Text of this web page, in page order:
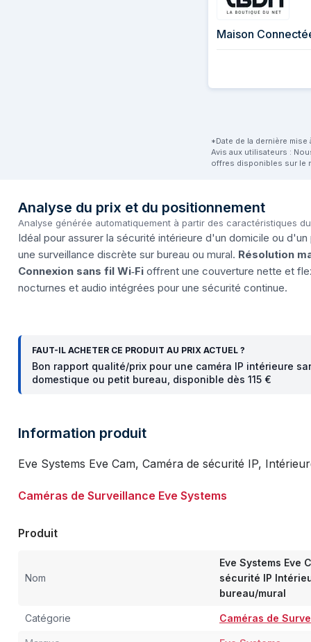
Maison
*Date de la dernière mise
Avis aux utilisateurs :
offres disponibles sur le
Analyse du prix et du positionnement
Analyse générée automatiquement à partir des caractéristiques
Idéal pour assurer la sécurité intérieure d'un domicile ou
une surveillance discrète sur bureau ou mural. Résolution
Connexion sans fil Wi‑Fi offrent une couverture nette et
nocturnes et audio intégrées pour une sécurité continue.
FAUT-IL ACHETER CE PRODUIT AU PRIX ACTUEL ?
Bon rapport qualité/prix pour une caméra IP intérieure
domestique ou petit bureau, disponible dès 115 €
Information produit
Eve Systems Eve Cam, Caméra de sécurité IP,
Caméras de Surveillance Eve Systems
Produit
Nom
Eve Systems Eve
sécurité IP
bureau/mural
Catégorie Caméras de